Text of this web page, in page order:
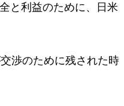
と利益のために、日米
渉のために残された時